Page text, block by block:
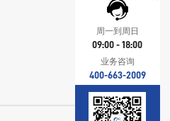
周一到周日
09:00 - 18:00
业务咨询
400-663-2009